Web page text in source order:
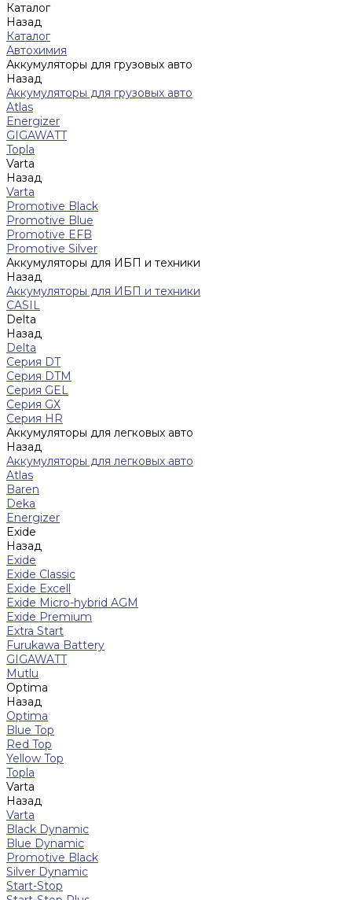
Каталог
Назад
Каталог
Автохимия
Аккумуляторы для грузовых авто
Назад
Аккумуляторы для грузовых авто
Atlas
Energizer
GIGAWATT
Topla
Varta
Назад
Varta
Promotive Black
Promotive Blue
Promotive EFB
Promotive Silver
Аккумуляторы для ИБП и техники
Назад
Аккумуляторы для ИБП и техники
CASIL
Delta
Назад
Delta
Серия DT
Серия DTM
Серия GEL
Серия GХ
Серия HR
Аккумуляторы для легковых авто
Назад
Аккумуляторы для легковых авто
Atlas
Baren
Deka
Energizer
Exide
Назад
Exide
Exide Classic
Exide Excell
Exide Micro-hybrid AGM
Exide Premium
Extra Start
Furukawa Battery
GIGAWATT
Mutlu
Optima
Назад
Optima
Blue Top
Red Top
Yellow Top
Topla
Varta
Назад
Varta
Black Dynamic
Blue Dynamic
Promotive Black
Silver Dynamic
Start-Stop